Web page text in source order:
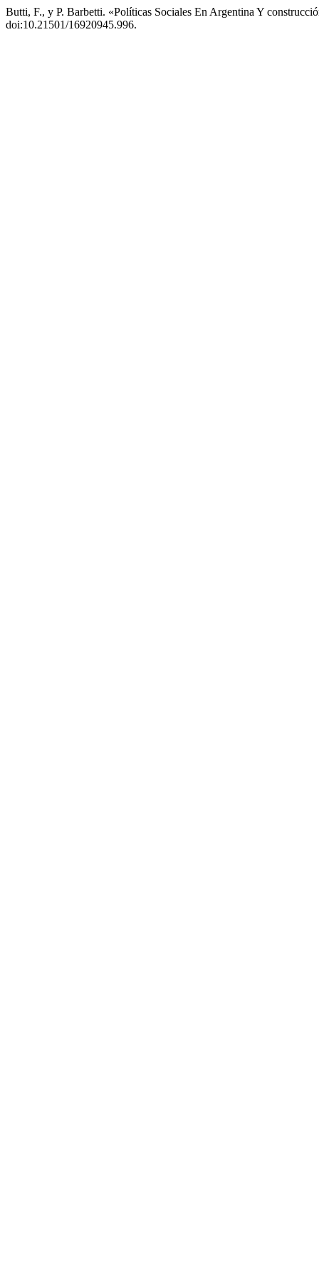
Butti, F., y P. Barbetti. «Políticas Sociales En Argentina Y
doi:10.21501/16920945.996.